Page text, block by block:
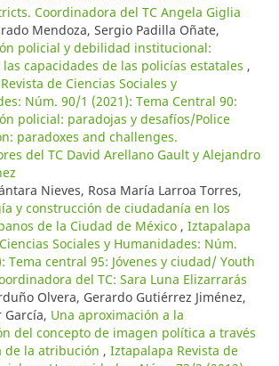
Coordinadora del TC Angela Giglia
Mendoza, Sergio Padilla Oñate,
policial y debilidad institucional:
capacidades de las policías estatales ,
de Ciencias Sociales y
Núm. 90/1 (2021): Tema Central 90:
policial: paradojas y desafíos/Police
paradoxes and challenges.
del TC David Arellano Gault y Alejandro
Nieves, Rosa María Larroa Torres,
y construcción de ciudadanía en los
de la Ciudad de México , Iztapalapa
Sociales y Humanidades: Núm.
Tema central 95: Jóvenes y ciudad/ Youth
del TC: Sara Luna Elizarrarás
Olvera, Gerardo Gutiérrez Jiménez,
García, Una aproximación a la
del concepto de imagen política a través
de la atribución , Iztapalapa Revista de